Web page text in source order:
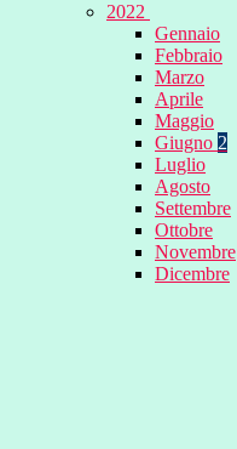
2022
Gennaio
Febbraio
Marzo
Aprile
Maggio
Giugno 2
Luglio
Agosto
Settembre
Ottobre
Novembre
Dicembre